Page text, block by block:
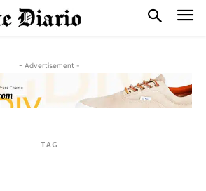
- Advertisement -
TAG